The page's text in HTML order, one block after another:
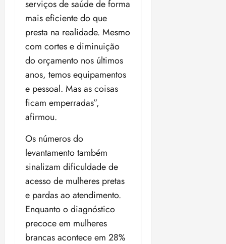
serviços de saúde de forma
mais eficiente do que
presta na realidade. Mesmo
com cortes e diminuição
do orçamento nos últimos
anos, temos equipamentos
e pessoal. Mas as coisas
ficam emperradas”,
afirmou.
Os números do
levantamento também
sinalizam dificuldade de
acesso de mulheres pretas
e pardas ao atendimento.
Enquanto o diagnóstico
precoce em mulheres
brancas acontece em 28%